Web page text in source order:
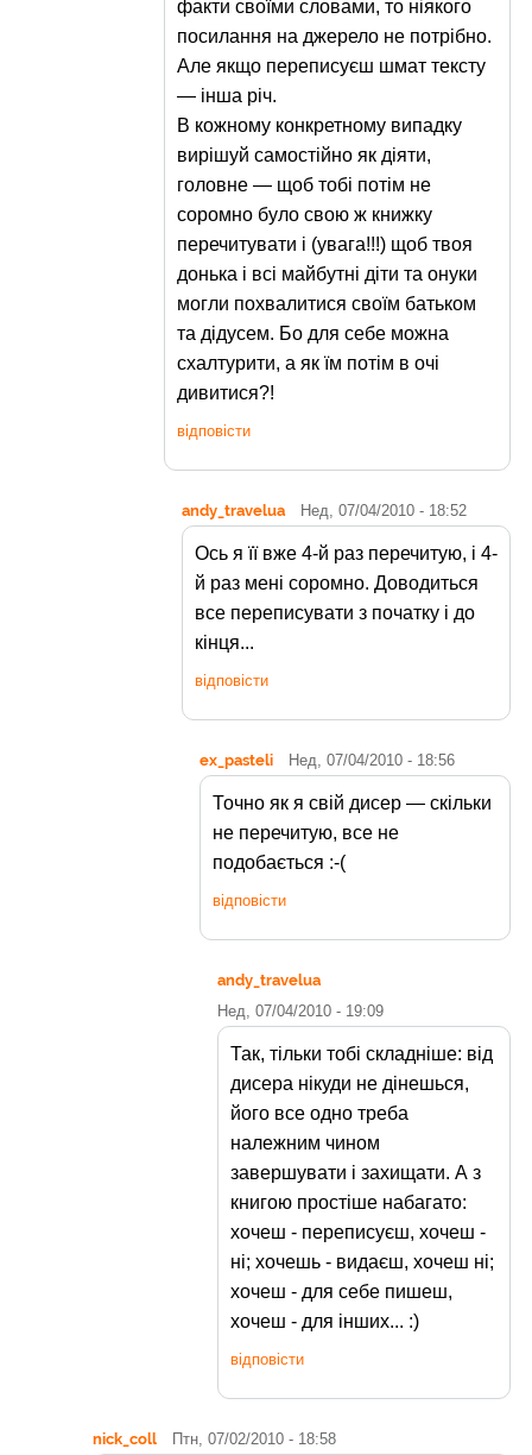
факти своїми словами, то ніякого
посилання на джерело не потрібно.
Але якщо переписуєш шмат тексту
— інша річ.
В кожному конкретному випадку
вирішуй самостійно як діяти,
головне — щоб тобі потім не
соромно було свою ж книжку
перечитувати і (увага!!!) щоб твоя
донька і всі майбутні діти та онуки
могли похвалитися своїм батьком
та дідусем. Бо для себе можна
схалтурити, а як їм потім в очі
дивитися?!
відповісти
andy_travelua Нед, 07/04/2010 - 18:52
Ось я її вже 4-й раз перечитую, і 4-
й раз мені соромно. Доводиться
все переписувати з початку і до
кінця...
відповісти
ex_pasteli Нед, 07/04/2010 - 18:56
Точно як я свій дисер — скільки
не перечитую, все не
подобається :-(
відповісти
andy_travelua
Нед, 07/04/2010 - 19:09
Так, тільки тобі складніше: від
дисера нікуди не дінешься,
його все одно треба
належним чином
завершувати і захищати. А з
книгою простіше набагато:
хочеш - переписуєш, хочеш -
ні; хочешь - видаєш, хочеш ні;
хочеш - для себе пишеш,
хочеш - для інших... :)
відповісти
nick_coll Птн, 07/02/2010 - 18:58